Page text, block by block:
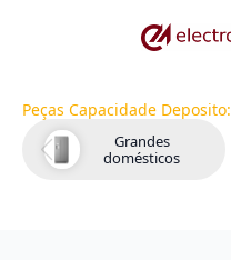
Peças Capacidade Deposito:
Grandes
domésticos